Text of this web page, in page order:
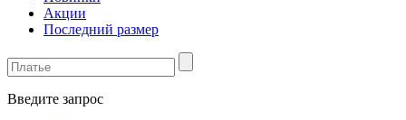
Акции
Последний размер
Введите запрос